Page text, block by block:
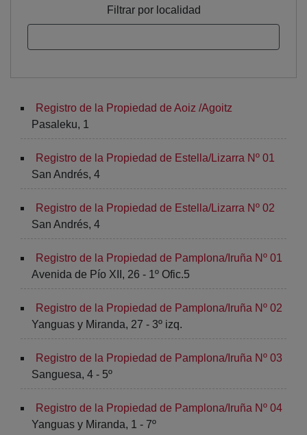
Filtrar por localidad
Registro de la Propiedad de Aoiz /Agoitz
Pasaleku, 1
Registro de la Propiedad de Estella/Lizarra Nº 01
San Andrés, 4
Registro de la Propiedad de Estella/Lizarra Nº 02
San Andrés, 4
Registro de la Propiedad de Pamplona/Iruña Nº 01
Avenida de Pío XII, 26 - 1º Ofic.5
Registro de la Propiedad de Pamplona/Iruña Nº 02
Yanguas y Miranda, 27 - 3º izq.
Registro de la Propiedad de Pamplona/Iruña Nº 03
Sanguesa, 4 - 5º
Registro de la Propiedad de Pamplona/Iruña Nº 04
Yanguas y Miranda, 1 - 7º